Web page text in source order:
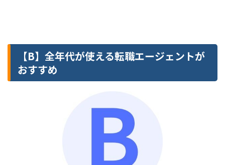
【B】全年代が使える転職エージェントが
おすすめ